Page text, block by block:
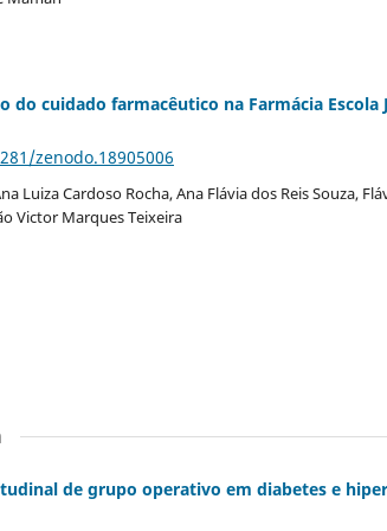
do cuidado farmacêutico na Farmácia Escola
zenodo.18905006
Luiza Cardoso Rocha, Ana Flávia dos Reis Souza,
Victor Marques Teixeira
de grupo operativo em diabetes e